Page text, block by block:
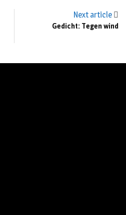
Next article
Gedicht: Tegen wind